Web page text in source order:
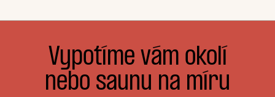
Vypotíme vám okolí
nebo saunu na míru